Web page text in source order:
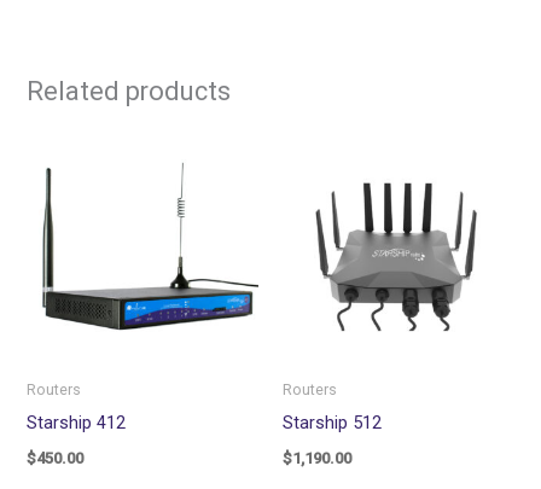
Related products
Routers
Starship 412
$450.00
Routers
Starship 512
$1,190.00